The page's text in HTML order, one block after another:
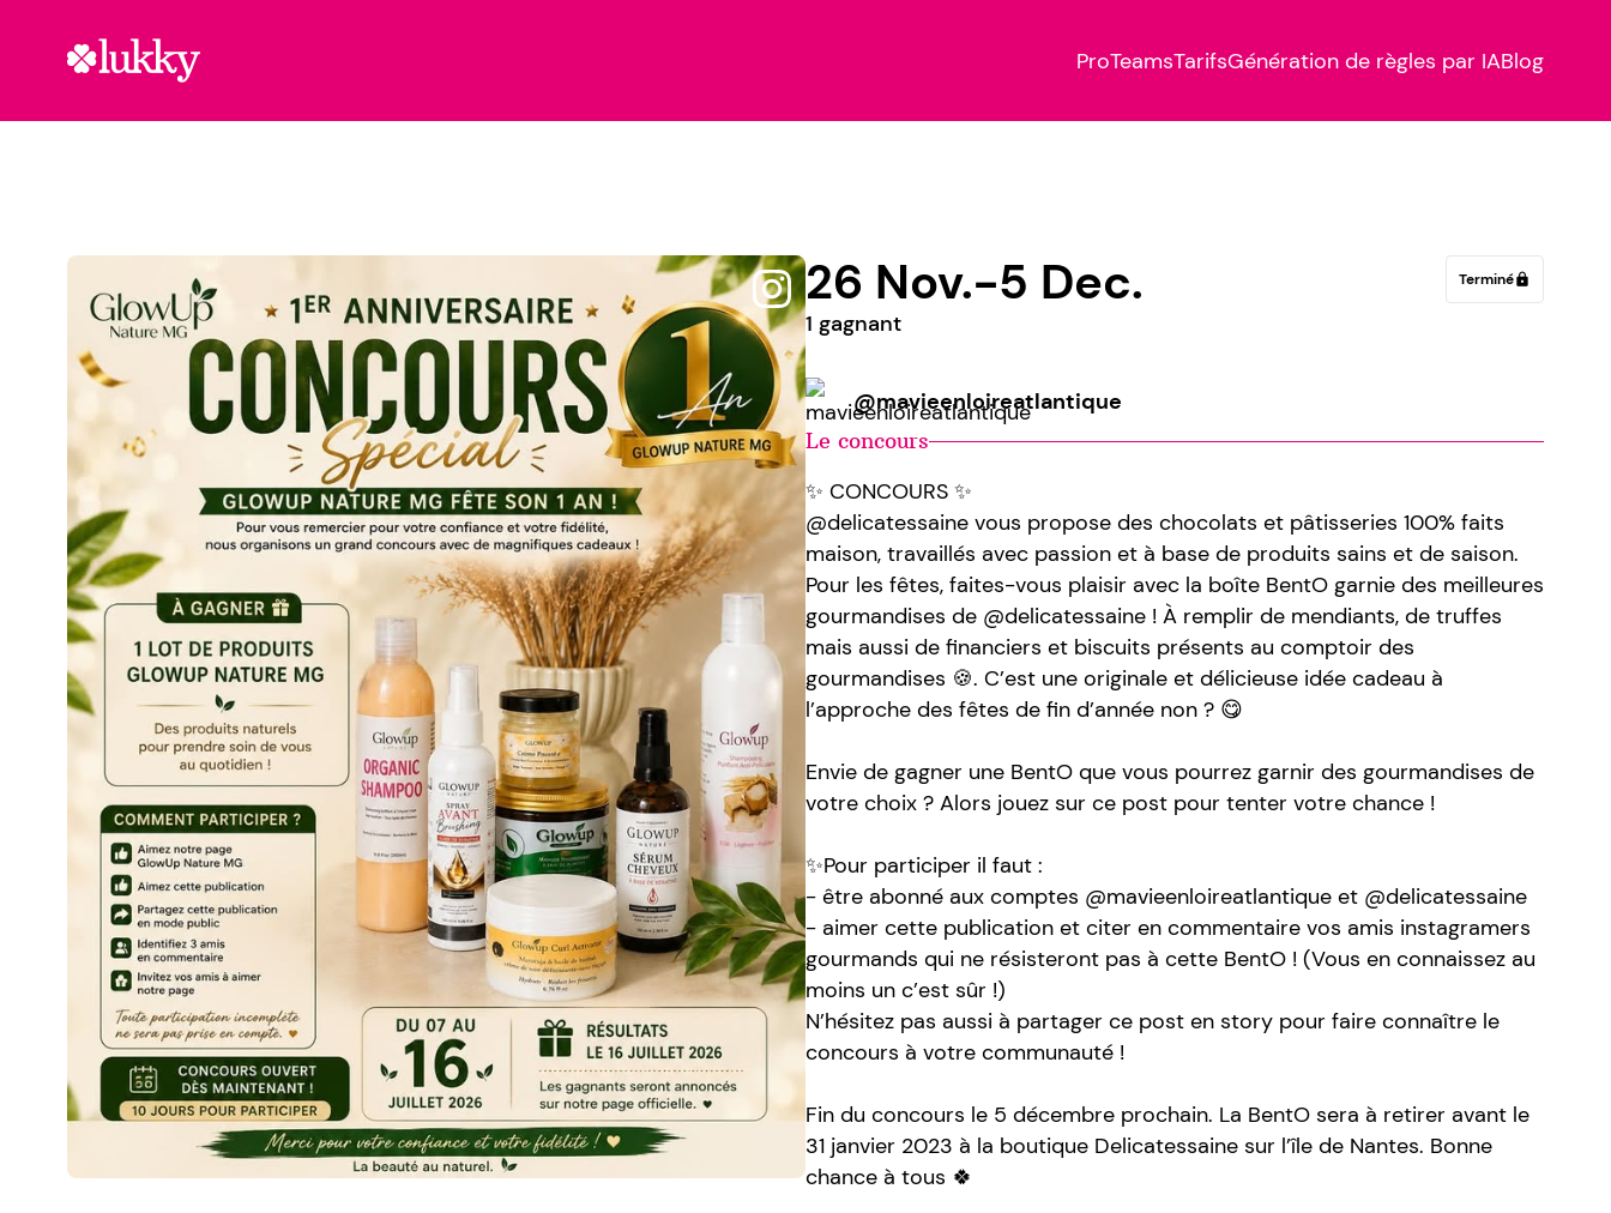
ProTeamsTarifsGénération de règles par IABlog
Terminélock
26 Nov.-5 Dec.
1 gagnant
@mavieenloireatlantique
Le concours
✨ CONCOURS ✨
@delicatessaine vous propose des chocolats et pâtisseries 100% faits
maison, travaillés avec passion et à base de produits sains et de saison.
Pour les fêtes, faites-vous plaisir avec la boîte BentO garnie des meilleures
gourmandises de @delicatessaine ! À remplir de mendiants, de truffes
mais aussi de financiers et biscuits présents au comptoir des
gourmandises 🍪. C’est une originale et délicieuse idée cadeau à
l’approche des fêtes de fin d’année non ? 😋
Envie de gagner une BentO que vous pourrez garnir des gourmandises de
votre choix ? Alors jouez sur ce post pour tenter votre chance !
✨Pour participer il faut :
- être abonné aux comptes @mavieenloireatlantique et @delicatessaine
- aimer cette publication et citer en commentaire vos amis instagramers
gourmands qui ne résisteront pas à cette BentO ! (Vous en connaissez au
moins un c’est sûr !)
N’hésitez pas aussi à partager ce post en story pour faire connaître le
concours à votre communauté !
Fin du concours le 5 décembre prochain. La BentO sera à retirer avant le
31 janvier 2023 à la boutique Delicatessaine sur l’île de Nantes. Bonne
chance à tous 🍀